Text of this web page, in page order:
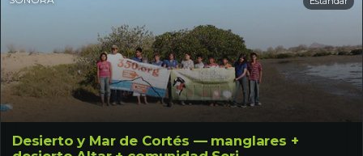
Desierto y Mar de Cortés — manglares +